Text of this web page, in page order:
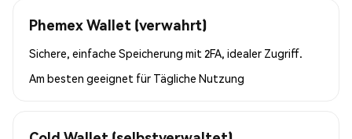
Phemex Wallet (verwahrt)
Sichere, einfache Speicherung mit 2FA, idealer Zugriff.
Am besten geeignet für Tägliche Nutzung